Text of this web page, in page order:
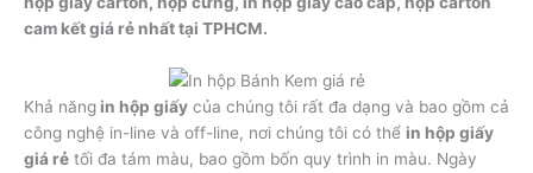
cam kết giá rẻ nhất tại TPHCM.
Khả năng in hộp giấy của chúng tôi rất đa dạng và bao gồm cả
công nghệ in-line và off-line, nơi chúng tôi có thể in hộp giấy
giá rẻ tối đa tám màu, bao gồm bốn quy trình in màu. Ngày